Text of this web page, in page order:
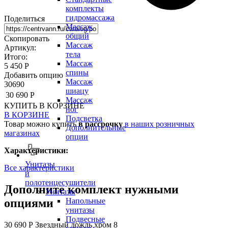
комплекты
гидромассажа
Массаж
общий
Массаж
тела
Массаж
спины
Массаж
шиацу
Массаж
ног
Подсветка
Дополнительные
опции
Унитазы
и
полотенцесушители
Унитазы
Напольные
унитазы
Подвесные
Поделиться
Скопировать
Артикул:
Итого:
5 450 Р
Добавить опцию
30690
30 690 Р
КУПИТЬ В КОРЗИНЕ
В КОРЗИНЕ
Товар можно купитьв рассрочку в наших розничных
магазинах
Характеристики:
Все характеристики
Дополните комплект нужными
опциями
30 690 Р Звездный дождь хром 8